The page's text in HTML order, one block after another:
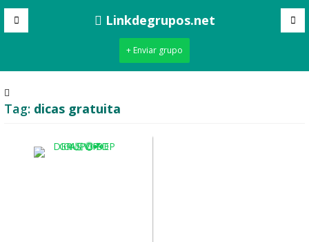
Linkdegrupos.net
+ Enviar grupo
Tag: dicas gratuita